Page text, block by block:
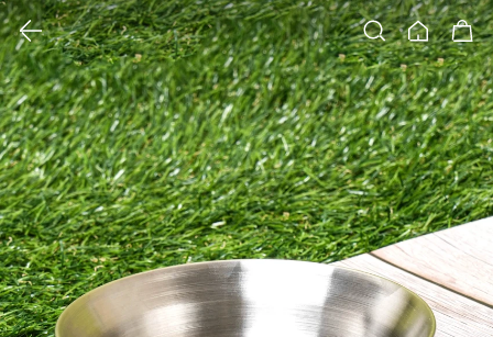
검색 홈 장바구니
클릭 시 이미지 확대 보기 팝업 열림